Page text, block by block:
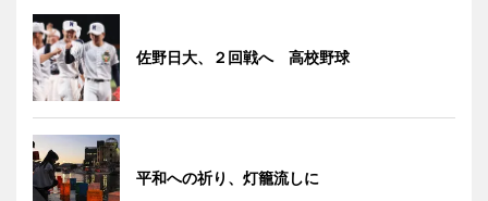
佐野日大、２回戦へ 高校野球
平和への祈り、灯籠流しに